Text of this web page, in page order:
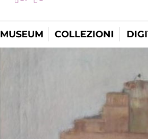
MUSEUM COLLEZIONI